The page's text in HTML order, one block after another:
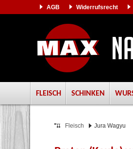
AGB Widerrufsrecht
FLEISCH SCHINKEN
Fleisch Jura Wagyu